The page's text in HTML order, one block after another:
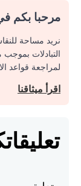
مرحبا بكم
نريد مساحة
التبادلات بموجب
لمراجعة قواعد
اقرأ ميثاقنا